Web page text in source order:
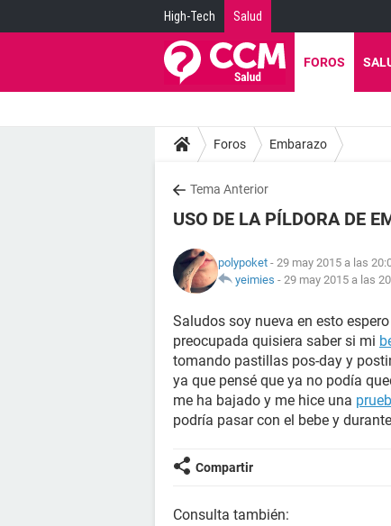
High-Tech Salud
FOROS
Foros Embarazo
Tema Anterior
USO DE LA PÍLDORA DE
polypoket - 29 may 2015 a las
yeimies - 29 may 2015 a las
Saludos soy nueva en esto
preocupada quisiera saber si mi
tomando pastillas pos-day y
ya que pensé que ya no podía
me ha bajado y me hice una
podría pasar con el bebe y
Compartir
Consulta también: